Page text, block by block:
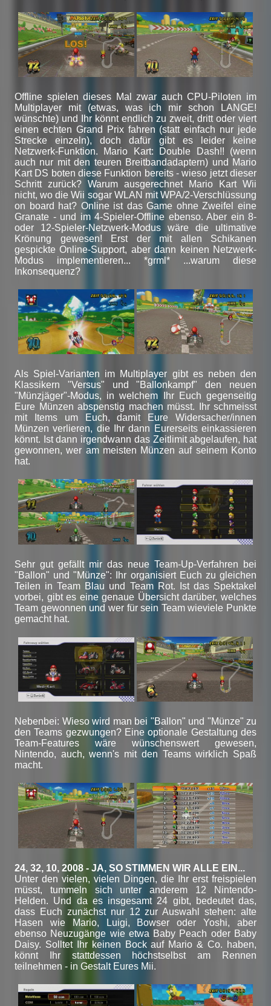
Offline spielen dieses Mal zwar auch CPU-Piloten im
Multiplayer mit (etwas, was ich mir schon LANGE!
wünschte) und Ihr könnt endlich zu zweit, dritt oder viert
einen echten Grand Prix fahren (statt einfach nur jede
Strecke einzeln), doch dafür gibt es leider keine
Netzwerk-Funktion. Mario Kart: Double Dash!! (wenn
auch nur mit den teuren Breitbandadaptern) und Mario
Kart DS boten diese Funktion bereits - wieso jetzt dieser
Schritt zurück? Warum ausgerechnet Mario Kart Wii
nicht, wo die Wii sogar WLAN mit WPA/2-Verschlüssung
on board hat? Online ist das Game ohne Zweifel eine
Granate - und im 4-Spieler-Offline ebenso. Aber ein 8-
oder 12-Spieler-Netzwerk-Modus wäre die ultimative
Krönung gewesen! Erst der mit allen Schikanen
gespickte Online-Support, aber dann keinen Netzwerk-
Modus implementieren... *grml* ...warum diese
Inkonsequenz?
Als Spiel-Varianten im Multiplayer gibt es neben den
Klassikern "Versus" und "Ballonkampf" den neuen
"Münzjäger"-Modus, in welchem Ihr Euch gegenseitig
Eure Münzen abspenstig machen müsst. Ihr schmeisst
mit Items um Euch, damit Eure Widersacher/innen
Münzen verlieren, die Ihr dann Eurerseits einkassieren
könnt. Ist dann irgendwann das Zeitlimit abgelaufen, hat
gewonnen, wer am meisten Münzen auf seinem Konto
hat.
Sehr gut gefällt mir das neue Team-Up-Verfahren bei
"Ballon" und "Münze": Ihr organisiert Euch zu gleichen
Teilen in Team Blau und Team Rot. Ist das Spektakel
vorbei, gibt es eine genaue Übersicht darüber, welches
Team gewonnen und wer für sein Team wieviele Punkte
gemacht hat.
Nebenbei: Wieso wird man bei "Ballon" und "Münze" zu
den Teams gezwungen? Eine optionale Gestaltung des
Team-Features wäre wünschenswert gewesen,
Nintendo, auch, wenn's mit den Teams wirklich Spaß
macht.
24, 32, 10, 2008 - JA, SO STIMMEN WIR ALLE EIN...
Unter den vielen, vielen Dingen, die Ihr erst freispielen
müsst, tummeln sich unter anderem 12 Nintendo-
Helden. Und da es insgesamt 24 gibt, bedeutet das,
dass Euch zunächst nur 12 zur Auswahl stehen: alte
Hasen wie Mario, Luigi, Bowser oder Yoshi, aber
ebenso Neuzugänge wie etwa Baby Peach oder Baby
Daisy. Solltet Ihr keinen Bock auf Mario & Co. haben,
könnt Ihr stattdessen höchstselbst am Rennen
teilnehmen - in Gestalt Eures Mii.